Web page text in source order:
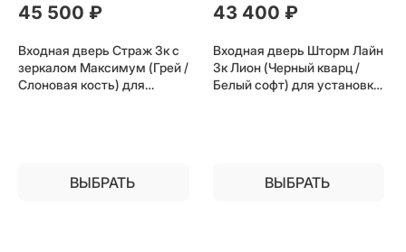
45 500 ₽
Входная дверь Страж 3к с
зеркалом Максимум (Грей /
Слоновая кость) для
ВЫБРАТЬ
43 400 ₽
Входная дверь Шторм Лайн
3к Лион (Черный кварц /
Белый софт) для установки
ВЫБРАТЬ